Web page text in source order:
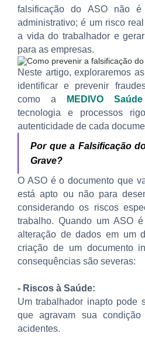
falsificação do ASO não é
administrativo; é um risco
a vida do trabalhador e
para as empresas.
Neste artigo, exploraremos
identificar e prevenir
como a
MEDIVO
tecnologia e processos
autenticidade de cada
Por que a Falsificação
Grave?
O ASO é o documento que
está apto ou não para
considerando os riscos
trabalho. Quando um ASO
alteração de dados em um
criação de um documento
consequências são severas:
- Riscos à Saúde:
Um trabalhador inapto pode
que agravam sua
acidentes.